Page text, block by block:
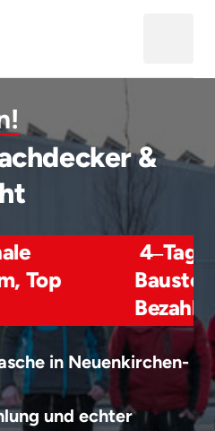
&
Woche,
Baustellen,
Bezahlung
in Neuenkirchen-
und echter